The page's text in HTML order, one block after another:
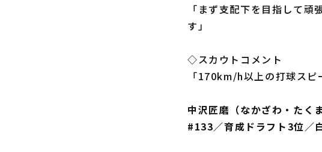
「まず支配下を目指して
す」
◇スカウトコメント
「170km/h以上の打球スピ
中沢匠磨（なかざわ・たく
#133／育成ドラフト3位／